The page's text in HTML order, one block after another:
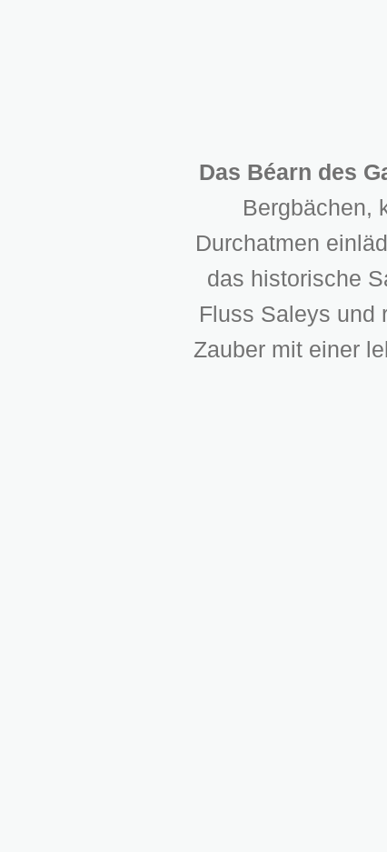
Das Béarn des
Bergbächen,
Durchatmen
das historische
Fluss Saleys und
Zauber mit einer